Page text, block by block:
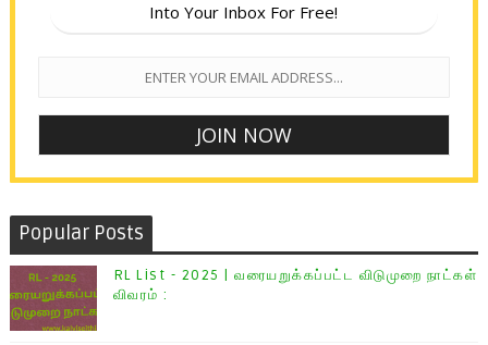
Into Your Inbox For Free!
Popular Posts
RL List - 2025 | வரையறுக்கப்பட்ட விடுமுறை நாட்கள்
விவரம் :